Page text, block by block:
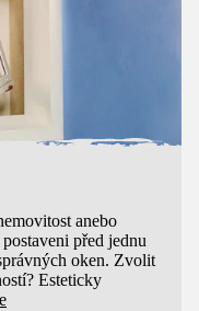
anebo
před jednu
oken. Zvolit
Esteticky